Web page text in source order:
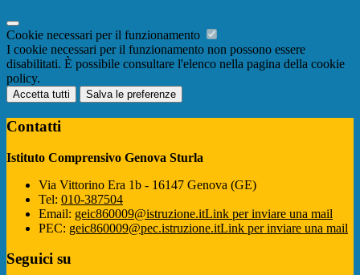
Cookie necessari per il funzionamento
I cookie necessari per il funzionamento non possono essere
disabilitati. È possibile consultare l'elenco nella pagina della cookie
policy.
Accetta tutti Salva le preferenze
Contatti
Istituto Comprensivo Genova Sturla
Via Vittorino Era 1b - 16147 Genova (GE)
Tel: 010-387504
Email: geic860009@istruzione.itLink per inviare una mail
PEC: geic860009@pec.istruzione.itLink per inviare una mail
Seguici su